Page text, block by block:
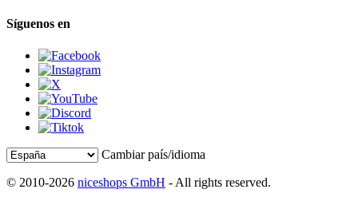
Síguenos en
Cambiar país/idioma
© 2010-2026 niceshops GmbH - All rights reserved.